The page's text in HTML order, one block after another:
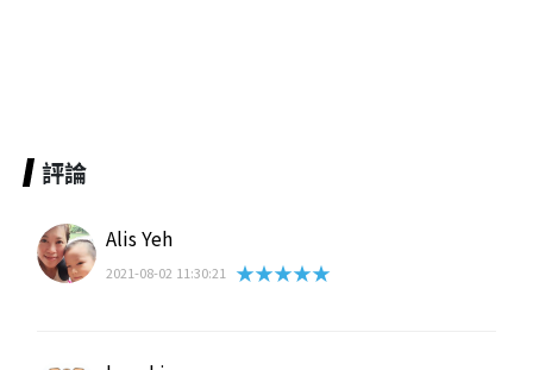
評論
Alis Yeh
2021-08-02 11:30:21 ★★★★★